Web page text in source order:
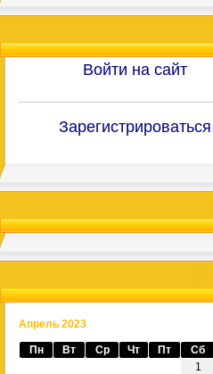
Войти на сайт
Зарегистрироваться
Апрель 2023
Пн Вт Ср Чт Пт Сб
1